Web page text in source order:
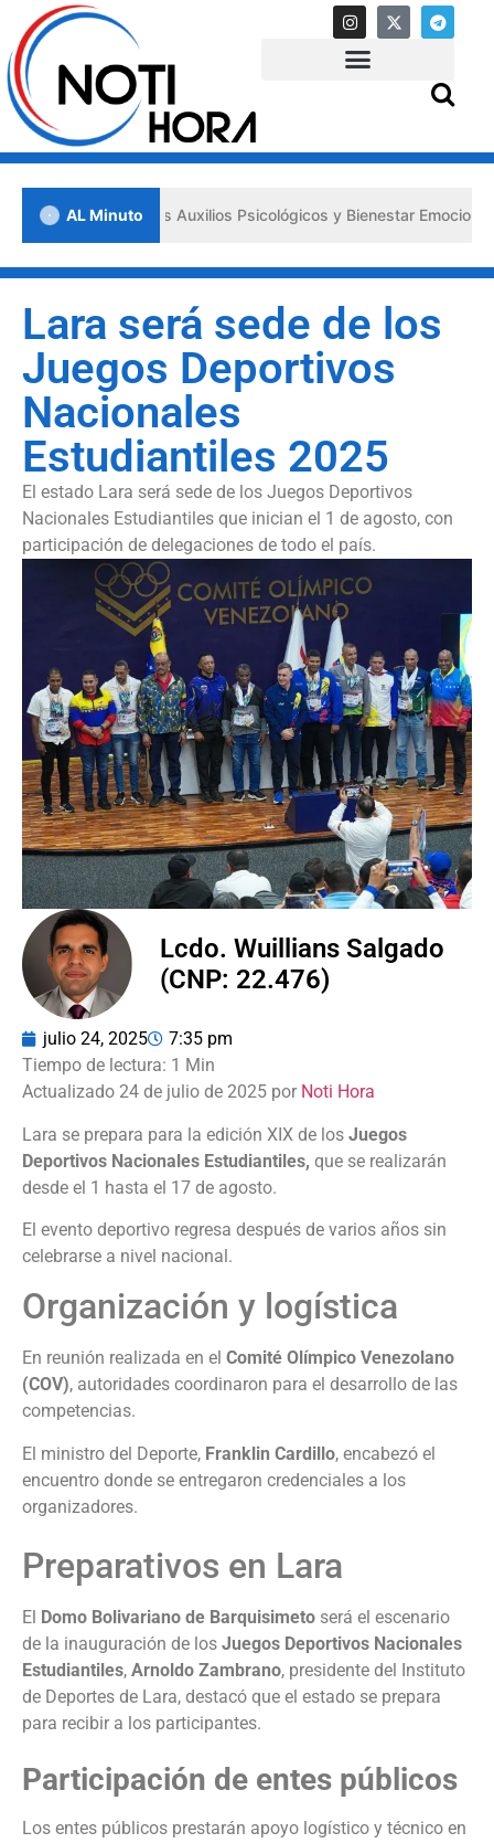
AL Minuto
«Primeros Auxilios Psicológicos y Bienestar Emocional» ante
Lara será sede de los
Juegos Deportivos
Nacionales
Estudiantiles 2025
El estado Lara será sede de los Juegos Deportivos
Nacionales Estudiantiles que inician el 1 de agosto, con
participación de delegaciones de todo el país.
Lcdo. Wuillians Salgado
(CNP: 22.476)
julio 24, 2025 7:35 pm
Actualizado 24 de julio de 2025 por Noti Hora
Lara se prepara para la edición XIX de los Juegos
Deportivos Nacionales Estudiantiles, que se realizarán
desde el 1 hasta el 17 de agosto.
El evento deportivo regresa después de varios años sin
celebrarse a nivel nacional.
Organización y logística
En reunión realizada en el Comité Olímpico Venezolano
(COV), autoridades coordinaron para el desarrollo de las
competencias.
El ministro del Deporte, Franklin Cardillo, encabezó el
encuentro donde se entregaron credenciales a los
organizadores.
Preparativos en Lara
El Domo Bolivariano de Barquisimeto será el escenario
de la inauguración de los Juegos Deportivos Nacionales
Estudiantiles, Arnoldo Zambrano, presidente del Instituto
de Deportes de Lara, destacó que el estado se prepara
para recibir a los participantes.
Participación de entes públicos
Los entes públicos prestarán apoyo logístico y técnico en